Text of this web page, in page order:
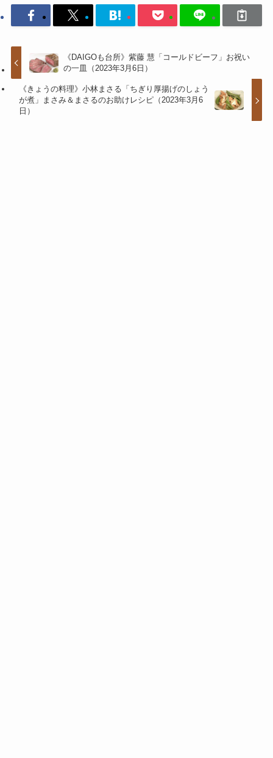
《DAIGOも台所》紫藤 慧「コールドビーフ」お祝い
の一皿（2023年3月6日）
《きょうの料理》小林まさる「ちぎり厚揚げのしょう
が煮」まさみ＆まさるのお助けレシピ（2023年3月6
日）